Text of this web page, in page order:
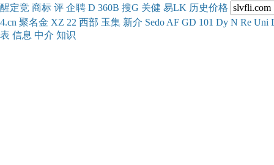
醒定竞 商标 评 企聘 D 360B 搜G 关健 易LK 历史价格
4.cn 聚名金 XZ 22 西部 玉集 新介 Sedo AF GD 101 Dy N Re Uni
表 信息 中介 知识